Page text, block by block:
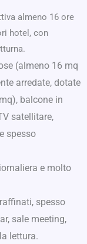
almeno 16 ore
hotel, con
(almeno 16 mq
arredate, dotate
balcone in
satellitare,
spesso
e molto
spesso
sale meeting,
lettura.